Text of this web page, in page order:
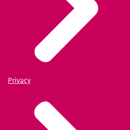
Privacy